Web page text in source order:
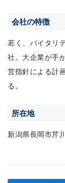
会社の特徴
若く、バイタリ
社。大企業が手
営指針による計
る。
所在地
新潟県長岡市芹